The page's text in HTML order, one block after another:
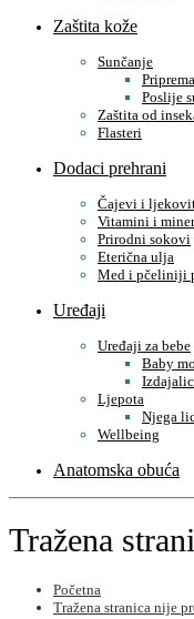
Zaštita kože
Sunčanje
Poslije
Zaštita od
Flasteri
Dodaci prehrani
Čajevi i
Vitamini i
Prirodni sokovi
Eterična ulja
Med i pčeliniji
Uređaji
Uređaji za bebe
Baby
Ljepota
Njega
Wellbeing
Anatomska obuća
Tražena
Početna
Tražena stranica nije